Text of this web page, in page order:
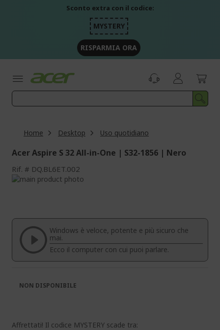
Sconto extra con il codice:
MYSTERY
RISPARMIA ORA
Home Desktop Uso quotidiano
Acer Aspire S 32 All-in-One | S32-1856 | Nero
Rif. DQ.BL6ET.002
Vai
galleria
immagini
galleria
immagini
Windows è veloce, potente e più sicuro che
mai.
Ecco il computer con cui puoi parlare.
Affrettati! Il codice MYSTERY scade tra:
NON DISPONIBILE